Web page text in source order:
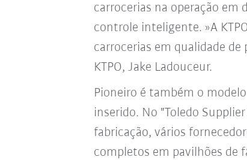
carrocerias na operação em
controle inteligente. »A
carrocerias em qualidade
KTPO, Jake Ladouceur.
Pioneiro é também o
inserido. No "Toledo
fabricação, vários
completos em pavilhões de